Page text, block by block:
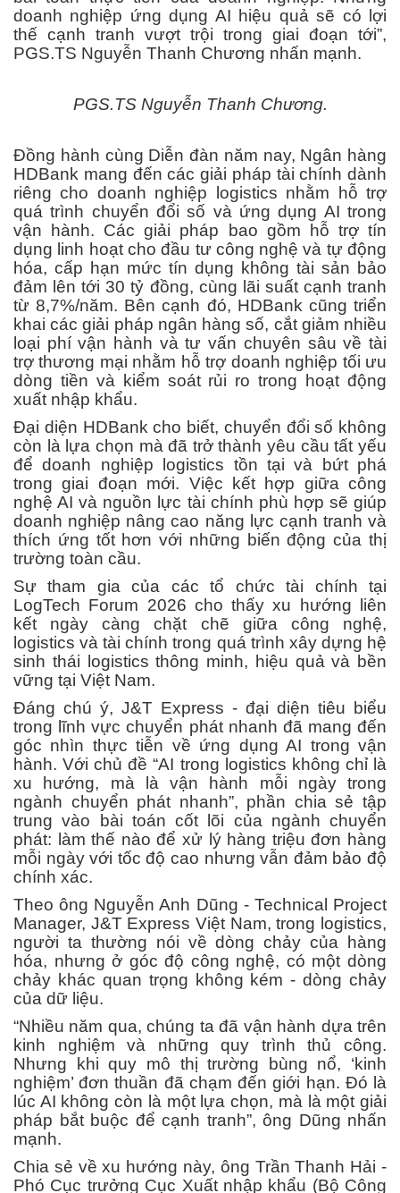
doanh nghiệp ứng dụng AI hiệu quả sẽ có lợi
thế cạnh tranh vượt trội trong giai đoạn tới”,
PGS.TS Nguyễn Thanh Chương nhấn mạnh.
PGS.TS Nguyễn Thanh Chương.
Đồng hành cùng Diễn đàn năm nay, Ngân hàng
HDBank mang đến các giải pháp tài chính dành
riêng cho doanh nghiệp logistics nhằm hỗ trợ
quá trình chuyển đổi số và ứng dụng AI trong
vận hành. Các giải pháp bao gồm hỗ trợ tín
dụng linh hoạt cho đầu tư công nghệ và tự động
hóa, cấp hạn mức tín dụng không tài sản bảo
đảm lên tới 30 tỷ đồng, cùng lãi suất cạnh tranh
từ 8,7%/năm. Bên cạnh đó, HDBank cũng triển
khai các giải pháp ngân hàng số, cắt giảm nhiều
loại phí vận hành và tư vấn chuyên sâu về tài
trợ thương mại nhằm hỗ trợ doanh nghiệp tối ưu
dòng tiền và kiểm soát rủi ro trong hoạt động
xuất nhập khẩu.
Đại diện HDBank cho biết, chuyển đổi số không
còn là lựa chọn mà đã trở thành yêu cầu tất yếu
để doanh nghiệp logistics tồn tại và bứt phá
trong giai đoạn mới. Việc kết hợp giữa công
nghệ AI và nguồn lực tài chính phù hợp sẽ giúp
doanh nghiệp nâng cao năng lực cạnh tranh và
thích ứng tốt hơn với những biến động của thị
trường toàn cầu.
Sự tham gia của các tổ chức tài chính tại
LogTech Forum 2026 cho thấy xu hướng liên
kết ngày càng chặt chẽ giữa công nghệ,
logistics và tài chính trong quá trình xây dựng hệ
sinh thái logistics thông minh, hiệu quả và bền
vững tại Việt Nam.
Đáng chú ý, J&T Express - đại diện tiêu biểu
trong lĩnh vực chuyển phát nhanh đã mang đến
góc nhìn thực tiễn về ứng dụng AI trong vận
hành. Với chủ đề “AI trong logistics không chỉ là
xu hướng, mà là vận hành mỗi ngày trong
ngành chuyển phát nhanh”, phần chia sẻ tập
trung vào bài toán cốt lõi của ngành chuyển
phát: làm thế nào để xử lý hàng triệu đơn hàng
mỗi ngày với tốc độ cao nhưng vẫn đảm bảo độ
chính xác.
Theo ông Nguyễn Anh Dũng - Technical Project
Manager, J&T Express Việt Nam, trong logistics,
người ta thường nói về dòng chảy của hàng
hóa, nhưng ở góc độ công nghệ, có một dòng
chảy khác quan trọng không kém - dòng chảy
của dữ liệu.
“Nhiều năm qua, chúng ta đã vận hành dựa trên
kinh nghiệm và những quy trình thủ công.
Nhưng khi quy mô thị trường bùng nổ, ‘kinh
nghiệm’ đơn thuần đã chạm đến giới hạn. Đó là
lúc AI không còn là một lựa chọn, mà là một giải
pháp bắt buộc để cạnh tranh”, ông Dũng nhấn
mạnh.
Chia sẻ về xu hướng này, ông Trần Thanh Hải -
Phó Cục trưởng Cục Xuất nhập khẩu (Bộ Công